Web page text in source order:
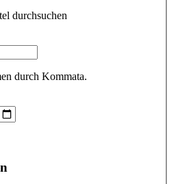
durchsuchen
durch Kommata.